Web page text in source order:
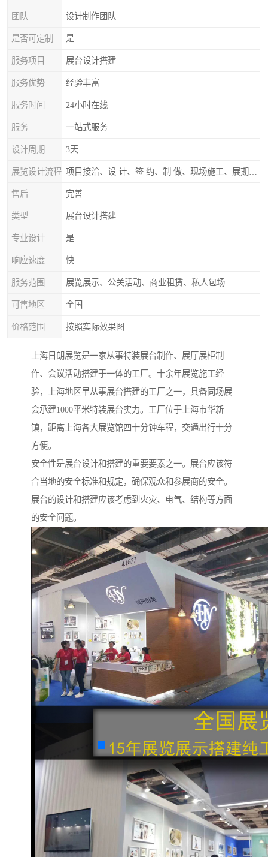
团队 设计制作团队
是否可定制 是
服务项目 展台设计搭建
服务优势 经验丰富
服务时间 24小时在线
服务 一站式服务
设计周期 3天
展览设计流程
售后 完善
类型 展台设计搭建
专业设计 是
响应速度 快
服务范围 展览展示、公关活动、商业租赁、私人包场
可售地区 全国
价格范围 按照实际效果图
上海日朗展览是一家从事特装展台制作、展厅展柜制
作、会议活动搭建于一体的工厂。十余年展览施工经
验，上海地区早从事展台搭建的工厂之一，具备同场展
会承建1000平米特装展台实力。工厂位于上海市华新
镇，距离上海各大展览馆四十分钟车程，交通出行十分
方便。
安全性是展台设计和搭建的重要要素之一。展台应该符
合当地的安全标准和规定，确保观众和参展商的安全。
展台的设计和搭建应该考虑到火灾、电气、结构等方面
的安全问题。